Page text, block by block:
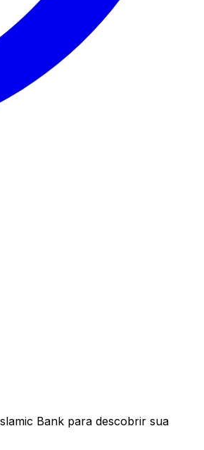
Bank para descobrir sua